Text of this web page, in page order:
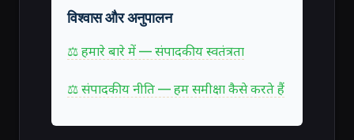
विश्वास और अनुपालन
⚖ हमारे बारे में — संपादकीय स्वतंत्रता
⚖ संपादकीय नीति — हम समीक्षा कैसे करते हैं